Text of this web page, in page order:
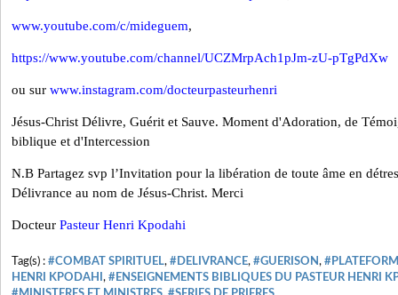
www.youtube.com/c/mideguem,
https://www.youtube.com/channel/UCZMrpAch1pJm-zU-pTgPdXw
ou sur www.instagram.com/docteurpasteurhenri
Jésus-Christ Délivre, Guérit et Sauve. Moment d'Adoration, de
biblique et d'Intercession
N.B Partagez svp l’Invitation pour la libération de toute âme en
Délivrance au nom de Jésus-Christ. Merci
Docteur Pasteur Henri Kpodahi
Tag(s) : #COMBAT SPIRITUEL, #DELIVRANCE, #GUERISON,
HENRI KPODAHI , #ENSEIGNEMENTS BIBLIQUES DU PASTEUR HENRI